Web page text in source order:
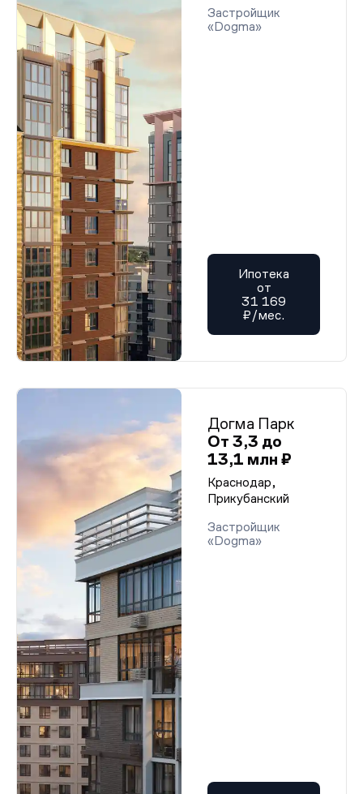
Застройщик
«Dogma»
Ипотека
от
31 169
₽/мес.
Догма Парк
От 3,3 до
13,1 млн ₽
Краснодар,
Прикубанский
Застройщик
«Dogma»